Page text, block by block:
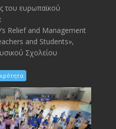
του ευρωπαϊκού
Relief and Management
and Students»,
Σχολείου